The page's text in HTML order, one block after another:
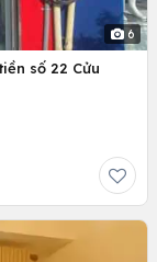
6
số 22 Cửu